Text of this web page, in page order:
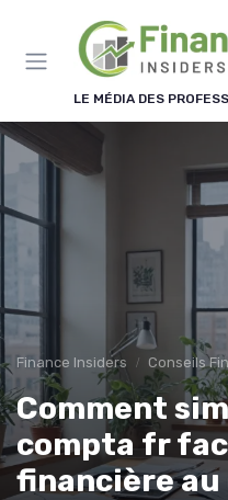
LE MÉDIA DES
Finance Insiders Conseils
Comment
compta fr
financière